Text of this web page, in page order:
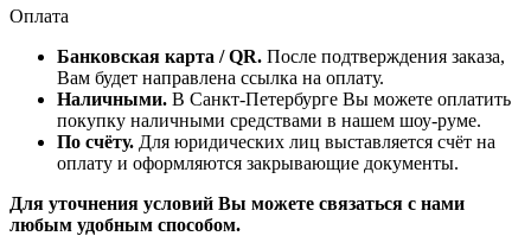
Оплата
Банковская карта / QR. После подтверждения заказа,
Вам будет направлена ссылка на оплату.
Наличными. В Санкт-Петербурге Вы можете оплатить
покупку наличными средствами в нашем шоу-руме.
По счёту. Для юридических лиц выставляется счёт на
оплату и оформляются закрывающие документы.
Для уточнения условий Вы можете связаться с нами
любым удобным способом.